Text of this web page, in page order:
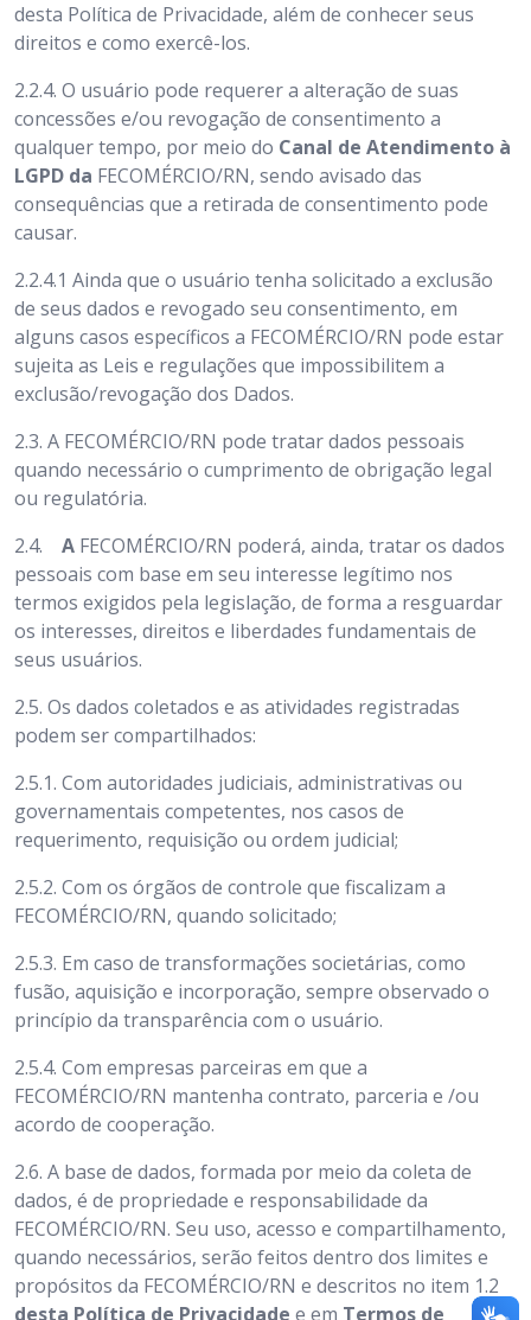
desta Política de Privacidade, além de conhecer seus
direitos e como exercê-los.
2.2.4. O usuário pode requerer a alteração de suas
concessões e/ou revogação de consentimento a
qualquer tempo, por meio do Canal de Atendimento à
LGPD da FECOMÉRCIO/RN, sendo avisado das
consequências que a retirada de consentimento pode
causar.
2.2.4.1 Ainda que o usuário tenha solicitado a exclusão
de seus dados e revogado seu consentimento, em
alguns casos específicos a FECOMÉRCIO/RN pode estar
sujeita as Leis e regulações que impossibilitem a
exclusão/revogação dos Dados.
2.3. A FECOMÉRCIO/RN pode tratar dados pessoais
quando necessário o cumprimento de obrigação legal
ou regulatória.
2.4.
A FECOMÉRCIO/RN poderá, ainda, tratar os dados
pessoais com base em seu interesse legítimo nos
termos exigidos pela legislação, de forma a resguardar
os interesses, direitos e liberdades fundamentais de
seus usuários.
2.5. Os dados coletados e as atividades registradas
podem ser compartilhados:
2.5.1. Com autoridades judiciais, administrativas ou
governamentais competentes, nos casos de
requerimento, requisição ou ordem judicial;
2.5.2. Com os órgãos de controle que fiscalizam a
FECOMÉRCIO/RN, quando solicitado;
2.5.3. Em caso de transformações societárias, como
fusão, aquisição e incorporação, sempre observado o
princípio da transparência com o usuário.
2.5.4. Com empresas parceiras em que a
FECOMÉRCIO/RN mantenha contrato, parceria e /ou
acordo de cooperação.
2.6. A base de dados, formada por meio da coleta de
dados, é de propriedade e responsabilidade da
FECOMÉRCIO/RN. Seu uso, acesso e compartilhamento,
quando necessários, serão feitos dentro dos limites e
propósitos da FECOMÉRCIO/RN e descritos no item 1.2
desta Política de Privacidade e em Termos de